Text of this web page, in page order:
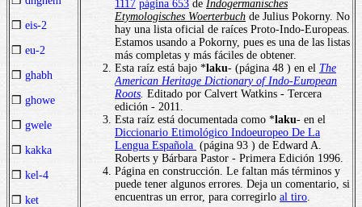
❒ eis-2
❒ eu-2
❒ ghabh
❒ ghowe
❒ gwele
❒ kakka
❒ kel-4
❒ ket
1117 página 653 de Indogermanisches
Etymologisches Woerterbuch de Julius Pokorny. No
hay una lista oficial de raíces Proto-Indo-Europeas.
Estamos usando a Pokorny, pues es una de las listas
más completas y más fáciles de obtener.
Esta raíz está bajo *laku- (página 48 ) en el The
American Heritage Dictionary of Indo-European
Roots Editado por Calvert Watkins - Tercera
edición - 2011.
Esta raíz está documentada como *laku- en el
Diccionario Etimológico Indoeuropeo De La
Lengua Española (página 93 ) de Edward A.
Roberts y Bárbara Pastor - Primera Edición 1996.
Página en construcción. Le faltan más términos y
puede tener algunos errores. Deja un comentario, si
encuentras un error, para corregirlo al tiro